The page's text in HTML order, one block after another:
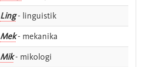
Ling- linguistik
Mek- mekanika
Mik- mikologi